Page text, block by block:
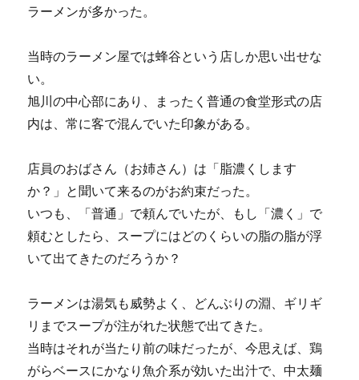
ラーメンが多かった。
当時のラーメン屋では蜂谷という店しか思い出せな
い。
旭川の中心部にあり、まったく普通の食堂形式の店
内は、常に客で混んでいた印象がある。
店員のおばさん（お姉さん）は「脂濃くします
か？」と聞いて来るのがお約束だった。
いつも、「普通」で頼んでいたが、もし「濃く」で
頼むとしたら、スープにはどのくらいの脂の脂が浮
いて出てきたのだろうか？
ラーメンは湯気も威勢よく、どんぶりの淵、ギリギ
リまでスープが注がれた状態で出てきた。
当時はそれが当たり前の味だったが、今思えば、鶏
がらベースにかなり魚介系が効いた出汁で、中太麺